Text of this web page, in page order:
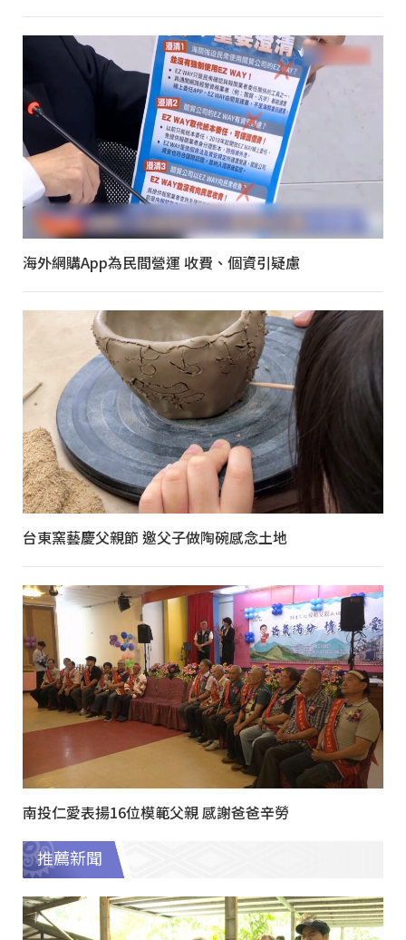
海外網購App為民間營運 收費、個資引疑慮
台東窯藝慶父親節 邀父子做陶碗感念土地
南投仁愛表揚16位模範父親 感謝爸爸辛勞
推薦新聞